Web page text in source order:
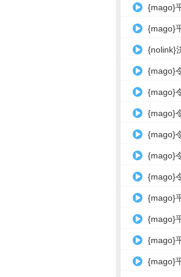
{mago}
{mago}
{nolink}
{mago}
{mago}
{mago}
{mago}
{mago}
{mago}
{mago}
{mago}
{mago}
{mago}